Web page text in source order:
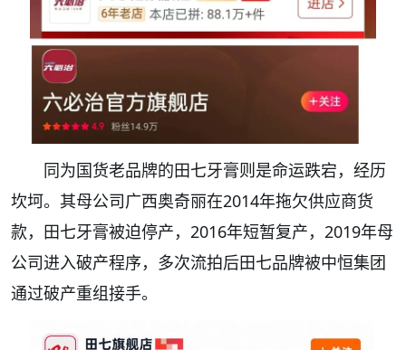
同为国货老品牌的田七牙膏则是命运跌宕，经历
坎坷。其母公司广西奥奇丽在2014年拖欠供应商货
款，田七牙膏被迫停产，2016年短暂复产，2019年母
公司进入破产程序，多次流拍后田七品牌被中恒集团
通过破产重组接手。